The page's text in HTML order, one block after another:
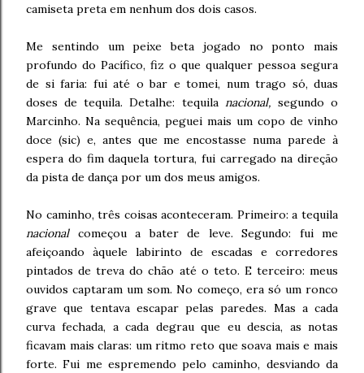
camiseta preta em nenhum dos dois casos.
Me sentindo um peixe beta jogado no ponto mais
profundo do Pacífico, fiz o que qualquer pessoa segura
de si faria: fui até o bar e tomei, num trago só, duas
doses de tequila. Detalhe: tequila nacional, segundo o
Marcinho. Na sequência, peguei mais um copo de vinho
doce (sic) e, antes que me encostasse numa parede à
espera do fim daquela tortura, fui carregado na direção
da pista de dança por um dos meus amigos.
No caminho, três coisas aconteceram. Primeiro: a tequila
nacionalcomeçou a bater de leve. Segundo: fui me
afeiçoando àquele labirinto de escadas e corredores
pintados de treva do chão até o teto. E terceiro: meus
ouvidos captaram um som. No começo, era só um ronco
grave que tentava escapar pelas paredes. Mas a cada
curva fechada, a cada degrau que eu descia, as notas
ficavam mais claras: um ritmo reto que soava mais e mais
forte. Fui me espremendo pelo caminho, desviando da